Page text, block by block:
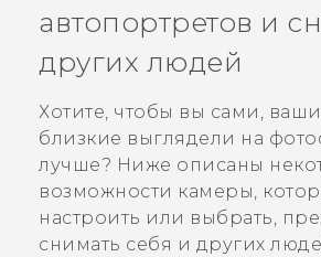
VIVERSE
ПОДДЕРЖКА
автопортретов и
других людей
Хотите, чтобы вы сами,
близкие выглядели на
лучше? Ниже описаны
возможности камеры,
настроить или выбрать,
снимать себя и других